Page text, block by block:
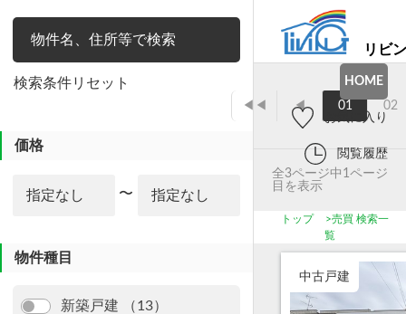
検索条件リセット
価格
〜
物件種目
新築戸建 （13）
リビ
HOME
お気に入り
閲覧履歴
◀◀ ◀ 01 02
全3ページ中1ページ
目を表示
トップ >売買 検索一
覧
中古戸建